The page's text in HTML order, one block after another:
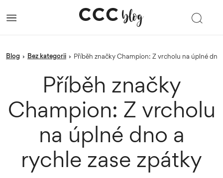
blog › Bez kategorii › Příběh značky Champion: Z vrcholu na úplné
Příběh značky
Champion: Z vrcholu
na úplné dno a
rychle zase zpátky